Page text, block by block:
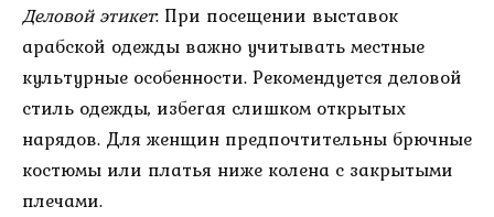
Деловой этикет: При посещении выставок
арабской одежды важно учитывать местные
культурные особенности. Рекомендуется деловой
стиль одежды, избегая слишком открытых
нарядов. Для женщин предпочтительны брючные
костюмы или платья ниже колена с закрытыми
плечами.